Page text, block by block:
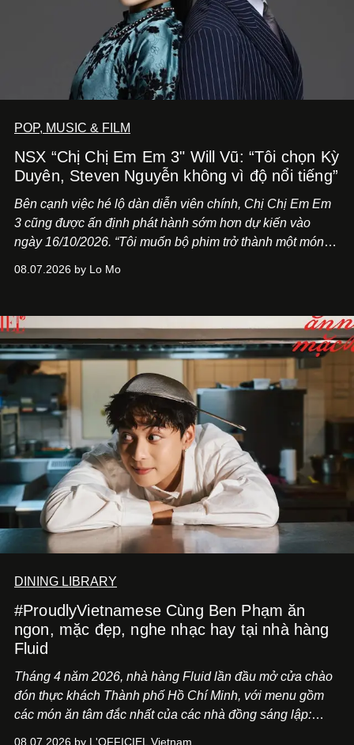
POP, MUSIC & FILM
NSX “Chị Chị Em Em 3" Will Vũ: “Tôi chọn Kỳ
Duyên, Steven Nguyễn không vì độ nổi tiếng”
Bên cạnh việc hé lộ dàn diễn viên chính, Chị Chị Em Em
3 cũng được ấn định phát hành sớm hơn dự kiến vào
ngày 16/10/2026. “Tôi muốn bộ phim trở thành một món
Việt Nam”, NSX Will Vũ cho biết.
08.07.2026 by Lo Mo
DINING LIBRARY
#ProudlyVietnamese Cùng Ben Phạm ăn
ngon, mặc đẹp, nghe nhạc hay tại nhà hàng
Fluid
Tháng 4 năm 2026, nhà hàng Fluid lần đầu mở cửa chào
đón thực khách Thành phố Hồ Chí Minh, với menu gồm
các món ăn tâm đắc nhất của các nhà đồng sáng lập:
08.07.2026 by L'OFFICIEL Vietnam